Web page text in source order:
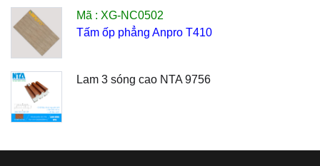
Mã : XG-NC0502
Tấm ốp phẳng Anpro T410
Lam 3 sóng cao NTA 9756